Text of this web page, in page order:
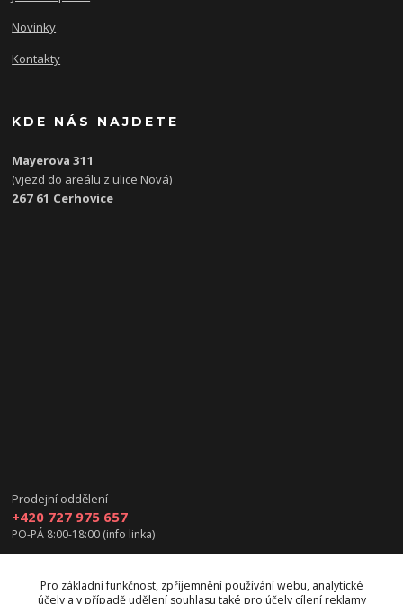
Novinky
Kontakty
KDE NÁS NAJDETE
Mayerova 311
(vjezd do areálu z ulice Nová)
267 61 Cerhovice
Prodejní oddělení
+420 727 975 657
PO-PÁ 8:00-18:00 (info linka)
Pro základní funkčnost, zpříjemnění používání webu, analytické
účely a v případě udělení souhlasu také pro účely cílení reklamy